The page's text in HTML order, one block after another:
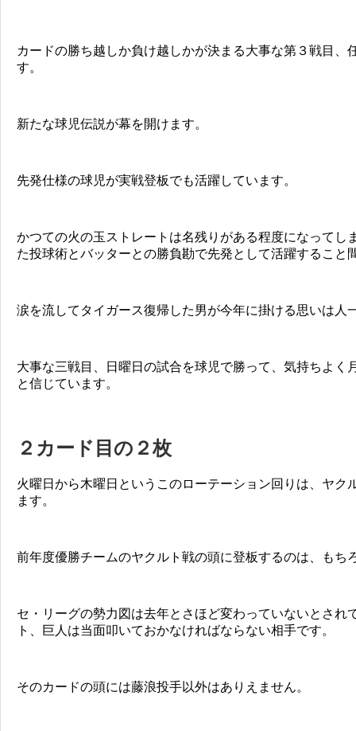
カードの勝ち越しか負け越しかが決まる大事な第３戦目、
す。
新たな球児伝説が幕を開けます。
先発仕様の球児が実戦登板でも活躍しています。
かつての火の玉ストレートは名残りがある程度になってし
た投球術とバッターとの勝負勘で先発として活躍すること
涙を流してタイガース復帰した男が今年に掛ける思いは人
大事な三戦目、日曜日の試合を球児で勝って、気持ちよく
と信じています。
２カード目の２枚
火曜日から木曜日というこのローテーション回りは、ヤク
ます。
前年度優勝チームのヤクルト戦の頭に登板するのは、もち
セ・リーグの勢力図は去年とさほど変わっていないとされ
ト、巨人は当面叩いておかなければならない相手です。
そのカードの頭には藤浪投手以外はありえません。